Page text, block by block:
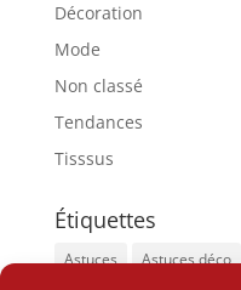
Décoration
Mode
Non classé
Tendances
Tisssus
Étiquettes
Astuces Astuces déco